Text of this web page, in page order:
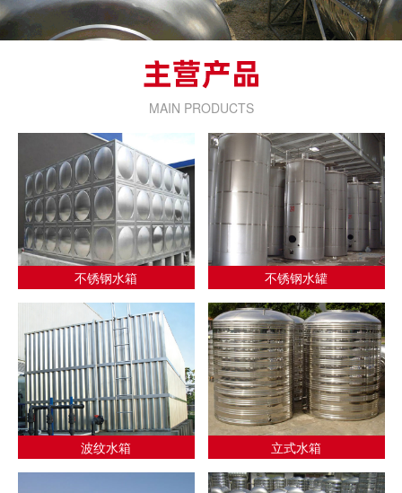
MAIN PRODUCTS
不锈钢水箱 不锈钢水罐
波纹水箱 立式水箱